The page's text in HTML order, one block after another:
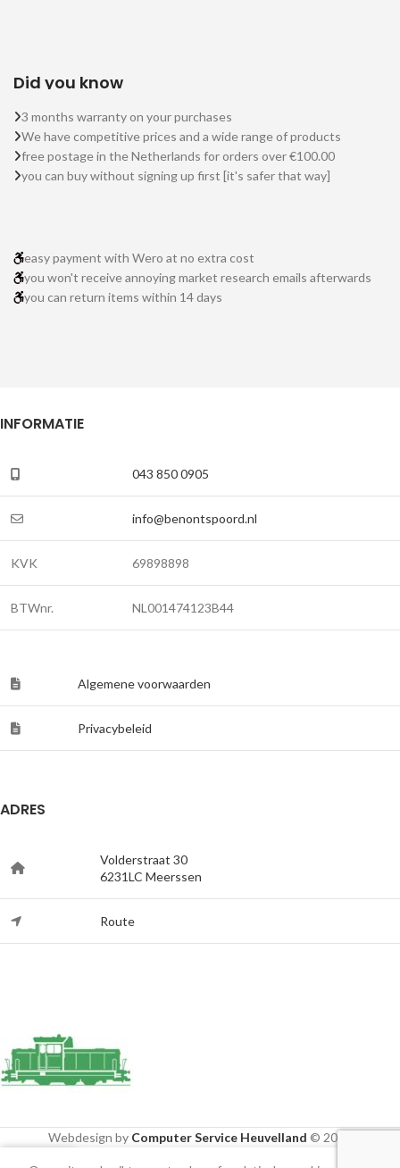
Did you know
3 months warranty on your purchases
We have competitive prices and a wide range of products
free postage in the Netherlands for orders over €100.00
you can buy without signing up first [it's safer that way]
easy payment with Wero at no extra cost
you won't receive annoying market research emails afterwards
you can return items within 14 days
INFORMATIE
043 850 0905
info@benontspoord.nl
KVK 69898898
BTWnr. NL001474123B44
Algemene voorwaarden
Privacybeleid
ADRES
Volderstraat 30
6231LC Meerssen
Route
Webdesign by Computer Service Heuvelland © 2020